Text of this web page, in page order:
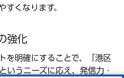
すくなります。
強化
を明確にすることで、「港区
いうニーズに応え、発信力・